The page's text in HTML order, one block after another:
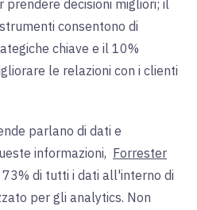
decisioni migliori; il
consentono di
chiave e il 10%
le relazioni con i clienti
parlano di dati e
informazioni, Forrester
di tutti i dati all'interno di
per gli analytics. Non